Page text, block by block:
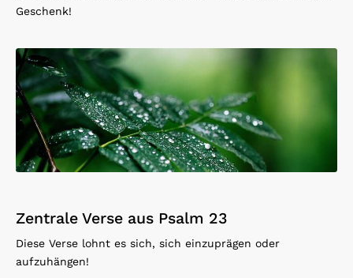
Geschenk!
Zentrale Verse aus Psalm 23
Diese Verse lohnt es sich, sich einzuprägen oder
aufzuhängen!